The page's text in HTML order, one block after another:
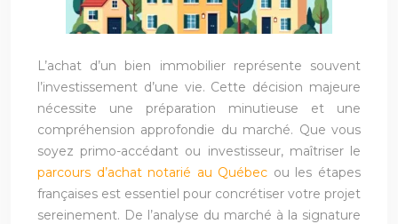
L’achat d’un bien immobilier représente souvent
l’investissement d’une vie. Cette décision majeure
nécessite une préparation minutieuse et une
compréhension approfondie du marché. Que vous
soyez primo-accédant ou investisseur, maîtriser le
parcours d’achat notarié au Québec ou les étapes
françaises est essentiel pour concrétiser votre projet
sereinement. De l’analyse du marché à la signature